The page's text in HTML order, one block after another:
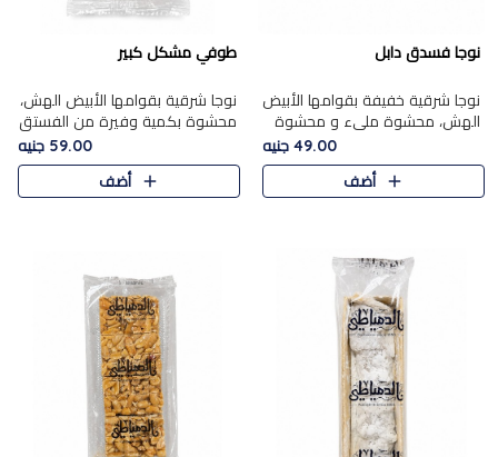
نوجا فسدق دابل
نوجا شرقية خفيفة بقوامها الأبيض
الهش، محشوة مليء و محشوة
بـكمية وفيرة من الفستق الفاخر
لتمنحك نكهة مكسرات غنية
وقرمشة مميزة في كل قطعة و
49.00 جنيه
أضف
طوفي مشكل كبير
نوجا شرقية بقوامها الأبيض الهش،
محشوة بكمية وفيرة من الفستق
الفاخر لتمنحك نكهة غنية وقرمشة
مميزة في كل قطعة، لتجربة تجمع
بين الفخامة والمذاق..
59.00 جنيه
أضف